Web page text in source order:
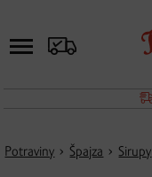
Potraviny › Špajza › Sirupy